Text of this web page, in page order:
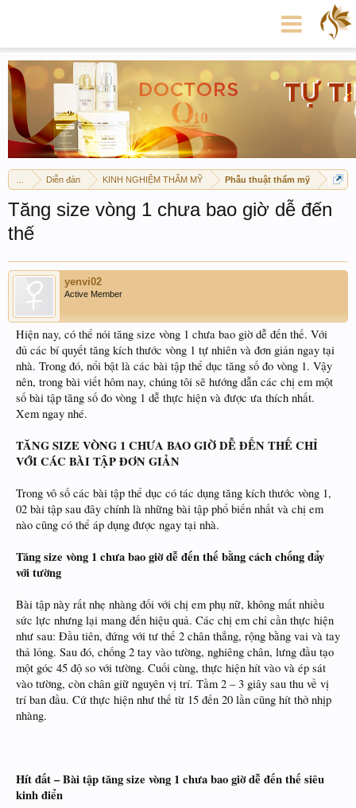
Diễn đàn KINH NGHIỆM THẨM MỸ Phẫu thuật thẩm mỹ
Tăng size vòng 1 chưa bao giờ dễ đến
thế
yenvi02
Active Member
Hiện nay, có thể nói tăng size vòng 1 chưa bao giờ dễ đến thế. Với
đủ các bí quyết tăng kích thước vòng 1 tự nhiên và đơn giản ngay tại
nhà. Trong đó, nổi bật là các bài tập thể dục tăng số đo vòng 1. Vậy
nên, trong bài viết hôm nay, chúng tôi sẽ hướng dẫn các chị em một
số bài tập tăng số đo vòng 1 dễ thực hiện và được ưa thích nhất.
Xem ngay nhé.
TĂNG SIZE VÒNG 1 CHƯA BAO GIỜ DỄ ĐẾN THẾ CHỈ
VỚI CÁC BÀI TẬP ĐƠN GIẢN
Trong vô số các bài tập thể dục có tác dụng tăng kích thước vòng 1,
02 bài tập sau đây chính là những bài tập phổ biến nhất và chị em
nào cũng có thể áp dụng được ngay tại nhà.
Tăng size vòng 1 chưa bao giờ dễ đến thế bằng cách chống đẩy
với tường
Bài tập này rất nhẹ nhàng đối với chị em phụ nữ, không mất nhiều
sức lực nhưng lại mang đến hiệu quả. Các chị em chỉ cần thực hiện
như sau: Đầu tiên, đứng với tư thế 2 chân thẳng, rộng bằng vai và tay
thả lỏng. Sau đó, chống 2 tay vào tường, nghiêng chân, lưng đầu tạo
một góc 45 độ so với tường. Cuối cùng, thực hiện hít vào và ép sát
vào tường, còn chân giữ nguyên vị trí. Tầm 2 – 3 giây sau thu về vị
trí ban đầu. Cứ thực hiện như thế từ 15 đến 20 lần cũng hít thở nhịp
nhàng.
Hít đất – Bài tập tăng size vòng 1 chưa bao giờ dễ đến thế siêu
kinh điển